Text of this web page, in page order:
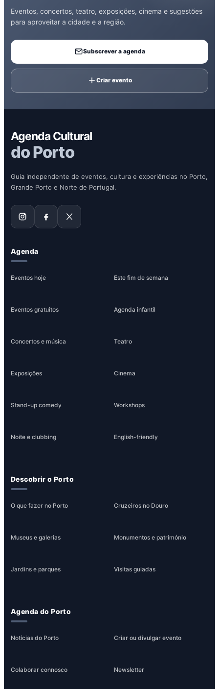
Eventos, concertos, teatro, exposições, cinema e sugestões
para aproveitar a cidade e a região.
Subscrever a agenda
Criar evento
Agenda Cultural
do Porto
Guia independente de eventos, cultura e experiências no Porto,
Grande Porto e Norte de Portugal.
Agenda
Eventos hoje Este fim de semana
Eventos gratuitos Agenda infantil
Concertos e música Teatro
Exposições Cinema
Stand-up comedy Workshops
Noite e clubbing English-friendly
Descobrir o Porto
O que fazer no Porto Cruzeiros no Douro
Museus e galerias Monumentos e património
Jardins e parques Visitas guiadas
Agenda do Porto
Notícias do Porto Criar ou divulgar evento
Colaborar connosco Newsletter